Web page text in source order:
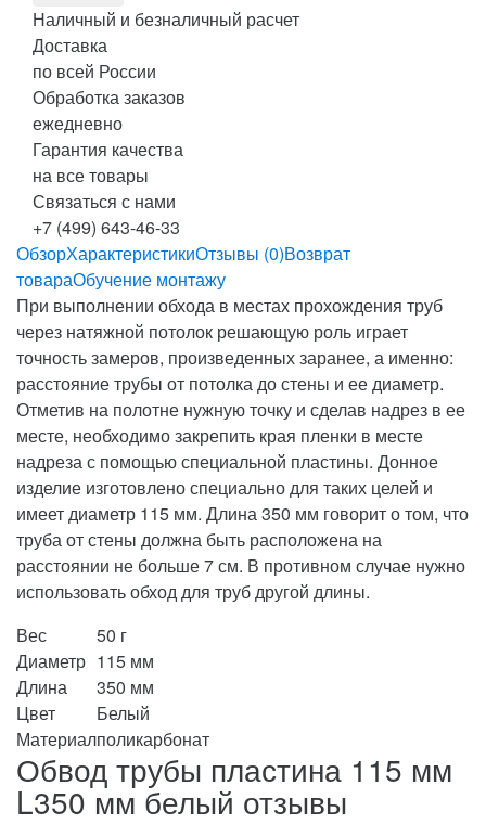
Наличный и безналичный расчет
Доставка
по всей России
Обработка заказов
ежедневно
Гарантия качества
на все товары
Связаться с нами
+7 (499) 643-46-33
ОбзорХарактеристикиОтзывы (0)Возврат
товараОбучение монтажу
При выполнении обхода в местах прохождения труб
через натяжной потолок решающую роль играет
точность замеров, произведенных заранее, а именно:
расстояние трубы от потолка до стены и ее диаметр.
Отметив на полотне нужную точку и сделав надрез в ее
месте, необходимо закрепить края пленки в месте
надреза с помощью специальной пластины. Донное
изделие изготовлено специально для таких целей и
имеет диаметр 115 мм. Длина 350 мм говорит о том, что
труба от стены должна быть расположена на
расстоянии не больше 7 см. В противном случае нужно
использовать обход для труб другой длины.
Вес
50 г
Диаметр 115 мм
Длина
350 мм
Цвет
Белый
Материалполикарбонат
Обвод трубы пластина 115 мм
L350 мм белый отзывы